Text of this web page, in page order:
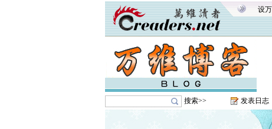
设
搜索>> 发表日志